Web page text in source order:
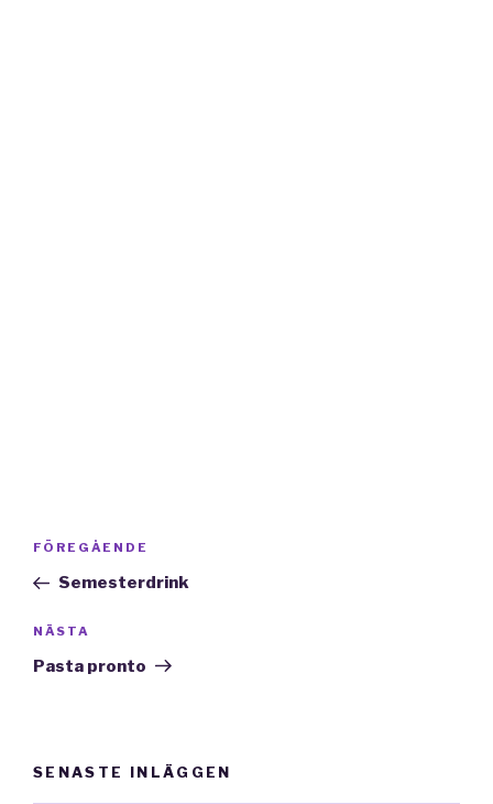
Inläggsnavigering
Föregående
inlägg
FÖREGÅENDE
Semesterdrink
Nästa
inlägg
NÄSTA
Pasta pronto
SENASTE INLÄGGEN